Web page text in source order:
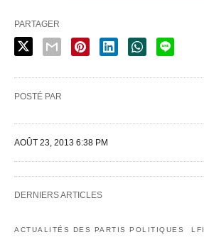
PARTAGER
POSTÉ PAR
AOÛT 23, 2013 6:38 PM
DERNIERS ARTICLES
ACTUALITÉS DES PARTIS POLITIQUES LFI